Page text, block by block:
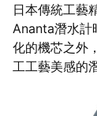
日本傳統工藝
Ananta潛水計
化的機芯之外
工工藝美感的